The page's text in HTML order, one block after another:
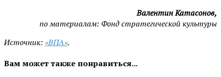
Валентин Катасонов,
по материалам: Фонд стратегической культуры
Источник: «ВПА».
Вам может также понравиться...